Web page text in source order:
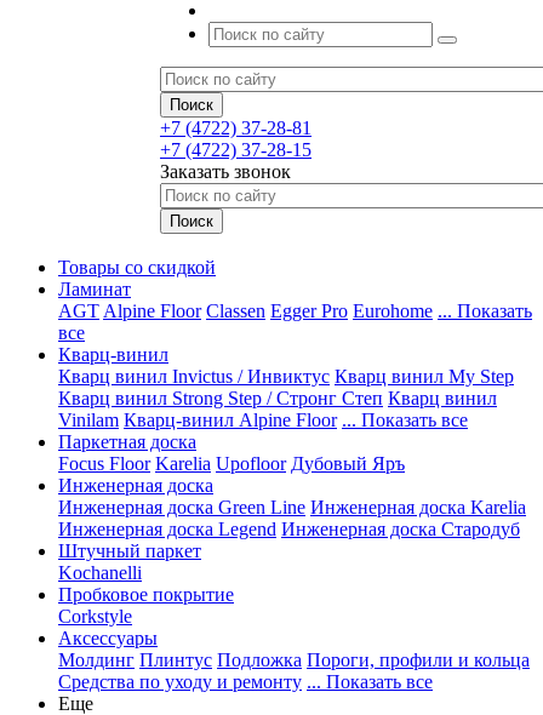
+7 (4722) 37-28-81
+7 (4722) 37-28-15
Заказать звонок
Товары со скидкой
Ламинат
AGT Alpine Floor Classen Egger Pro Eurohome ... Показать
все
Кварц-винил
Кварц винил Invictus / Инвиктус Кварц винил My Step
Кварц винил Strong Step / Стронг Степ Кварц винил
Vinilam Кварц-винил Alpine Floor ... Показать все
Паркетная доска
Focus Floor Karelia Upofloor Дубовый Яръ
Инженерная доска
Инженерная доска Green Line Инженерная доска Karelia
Инженерная доска Legend Инженерная доска Стародуб
Штучный паркет
Kochanelli
Пробковое покрытие
Corkstyle
Аксессуары
Молдинг Плинтус Подложка Пороги, профили и кольца
Средства по уходу и ремонту ... Показать все
Еще